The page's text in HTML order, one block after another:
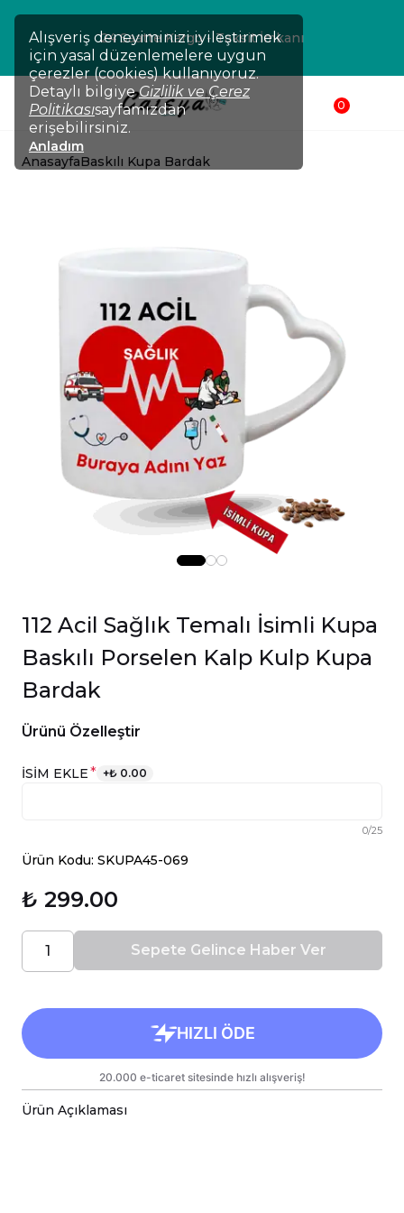
Alışveriş deneyiminizi iyileştirmek
için yasal düzenlemelere uygun
çerezler (cookies) kullanıyoruz.
Detaylı bilgiye Gizlilik ve Çerez
Politikasısayfamızdan
erişebilirsiniz.
Anladım
24 Saatte Kargo - Taksit İmkanı
0
AnasayfaBaskılı Kupa Bardak
112 Acil Sağlık Temalı İsimli Kupa
Baskılı Porselen Kalp Kulp Kupa
Bardak
Ürünü Özelleştir
İSİM EKLE* +₺ 0.00
0/25
Ürün Kodu: SKUPA45-069
₺ 299.00
Sepete Gelince Haber Ver
Ürün Açıklaması